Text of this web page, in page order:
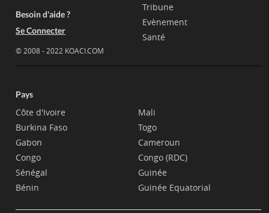
Besoin d'aide ?
Se Connecter
© 2008 - 2022 KOACI.COM
Tribune
Evènement
Santé
Pays
Côte d'Ivoire
Burkina Faso
Gabon
Congo
Sénégal
Bénin
Mali
Togo
Cameroun
Congo (RDC)
Guinée
Guinée Equatorial